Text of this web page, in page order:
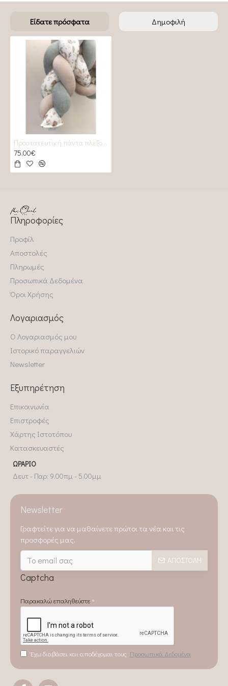
Είδατε πρόσφατα Δημοφιλή
Προστατευτική πάντα πλεξούδα Parma
75,00€
Πληροφορίες
Προφίλ
Αποστολές
Πληρωμές
Προσωπικά Δεδομένα
Όροι Χρήσης
Λογαριασμός
Ο Λογαριασμός μου
Ιστορικό παραγγελιών
Newsletter
Εξυπηρέτηση
Επικοινωνία
Επιστροφές
Χάρτης Ιστοτόπου
Κατασκευαστές
ΩΡΆΡΙΟ
Δευτ - Παρ: 9.00πμ - 5.00μμ
Newsletter
Γραφτείτε για να μαθαίνετε πρώτοι τα νέα και τις
προσφορές μας.
ΑΠΟΣΤΟΛΉ
Captcha
Παρακαλώ επαληθεύστε
Έχω διαβάσει και αποδέχομαι τους Προσωπικά Δεδομένα